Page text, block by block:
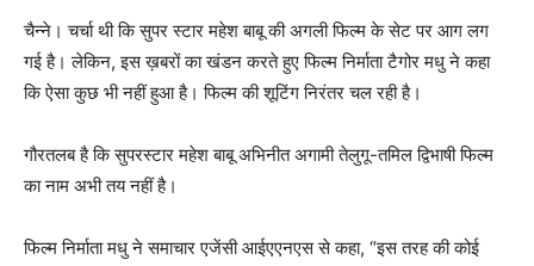
चैन्‍ने। चर्चा थी कि सुपर स्‍टार महेश बाबू की अगली फिल्‍म के सेट पर आग लग
गई है। लेकिन, इस ख़बरों का खंडन करते हुए फिल्म निर्माता टैगोर मधु ने कहा
कि ऐसा कुछ भी नहीं हुआ है। फिल्‍म की शूटिंग निरंतर चल रही है।
गौरतलब है कि सुपरस्टार महेश बाबू अभिनीत अगामी तेलुगू-तमिल द्विभाषी फिल्म
का नाम अभी तय नहीं है।
फिल्‍म निर्माता मधु ने समाचार एजेंसी आईएएनएस से कहा, “इस तरह की कोई